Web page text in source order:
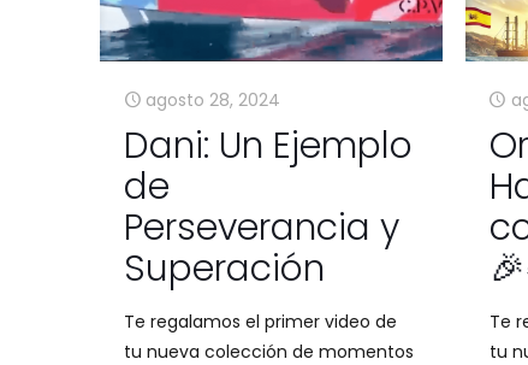
agosto 28, 2024
Dani: Un Ejemplo
de
Perseverancia y
Superación
Te regalamos el primer video de
tu nueva colección de momentos
Te
tu